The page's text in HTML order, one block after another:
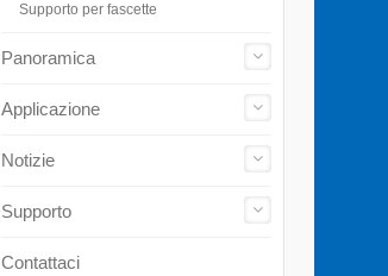
Supporto per fascette
Panoramica
Applicazione
Notizie
Supporto
Contattaci